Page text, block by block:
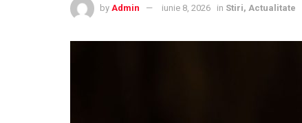
by Admin iunie 8, 2026 in Stiri, Actualitate